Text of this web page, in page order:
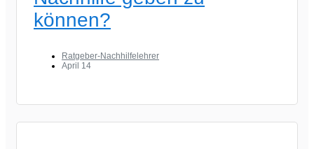
können?
Ratgeber-Nachhilfelehrer
April 14